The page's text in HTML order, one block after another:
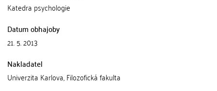
Katedra psychologie
Datum obhajoby
21. 5. 2013
Nakladatel
Univerzita Karlova, Filozofická fakulta